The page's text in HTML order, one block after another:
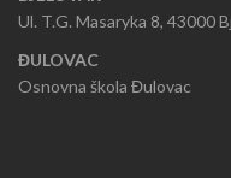
Ul. T.G. Masaryka 8, 43000
ĐULOVAC
Osnovna škola Đulovac